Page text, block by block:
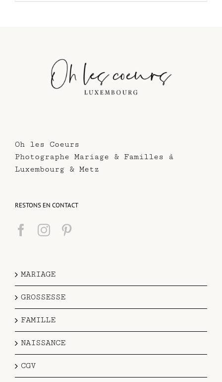
Oh les Coeurs
Photographe Mariage & Familles à
Luxembourg & Metz
RESTONS EN CONTACT
MARIAGE
GROSSESSE
FAMILLE
NAISSANCE
CGV